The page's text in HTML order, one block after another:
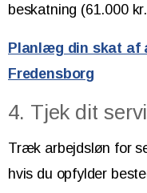
beskatning (61.000
Planlæg din skat af
Fredensborg
4. Tjek dit
Træk arbejdsløn for
hvis du opfylder